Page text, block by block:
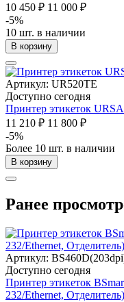
10 450 ₽ 11 000 ₽
-5%
10 шт. в наличии
В корзину
Артикул: UR520TE
Доступно сегодня
Принтер этикеток
11 210 ₽ 11 800 ₽
-5%
Более 10 шт. в наличии
В корзину
Ранее
Артикул:
Доступно сегодня
Принтер этикеток
232/Ethernet, Отделитель)